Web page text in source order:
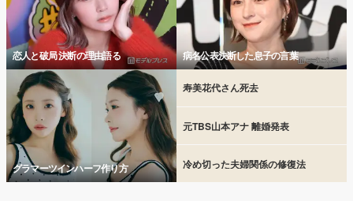
恋人と破局 決断の理由語る 病名公表決断した息子の言葉
グラマーツインハーフ作り方
寿美花代さん死去
元TBS山本アナ 離婚発表
冷め切った夫婦関係の修復法